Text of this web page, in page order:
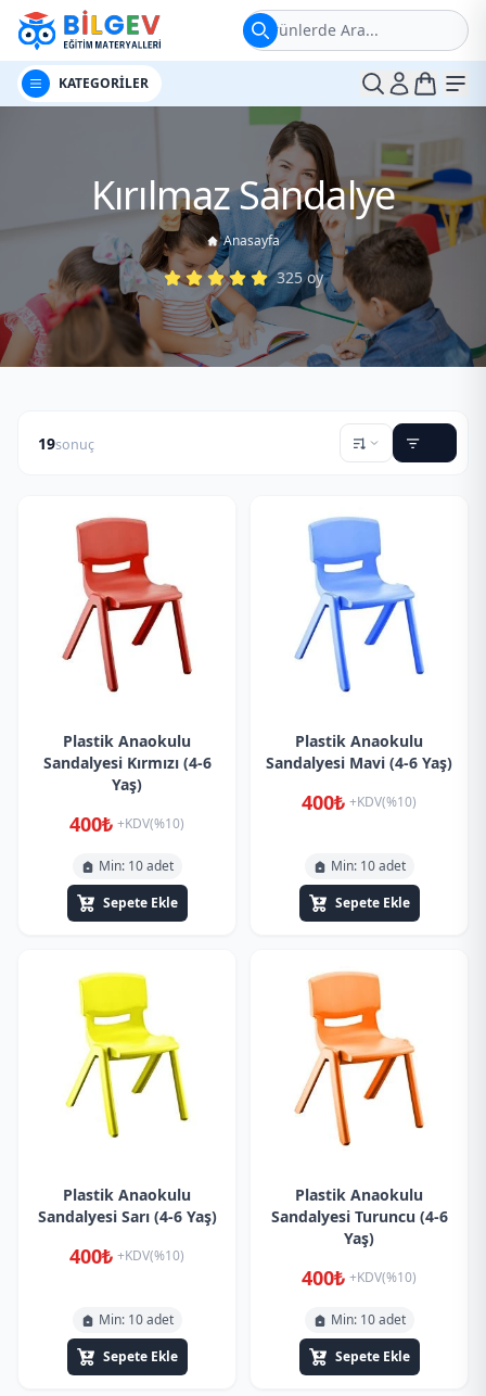
Ürünlerde Ara...
KATEGORİLER
Kırılmaz Sandalye
Anasayfa
325 oy
19sonuç
Plastik Anaokulu
Sandalyesi Kırmızı (4-6
Yaş)
400₺ +KDV(%10)
Min: 10 adet
Sepete Ekle
Plastik Anaokulu
Sandalyesi Mavi (4-6 Yaş)
400₺ +KDV(%10)
Min: 10 adet
Sepete Ekle
Plastik Anaokulu
Sandalyesi Sarı (4-6 Yaş)
400₺ +KDV(%10)
Min: 10 adet
Sepete Ekle
Plastik Anaokulu
Sandalyesi Turuncu (4-6
Yaş)
400₺ +KDV(%10)
Min: 10 adet
Sepete Ekle